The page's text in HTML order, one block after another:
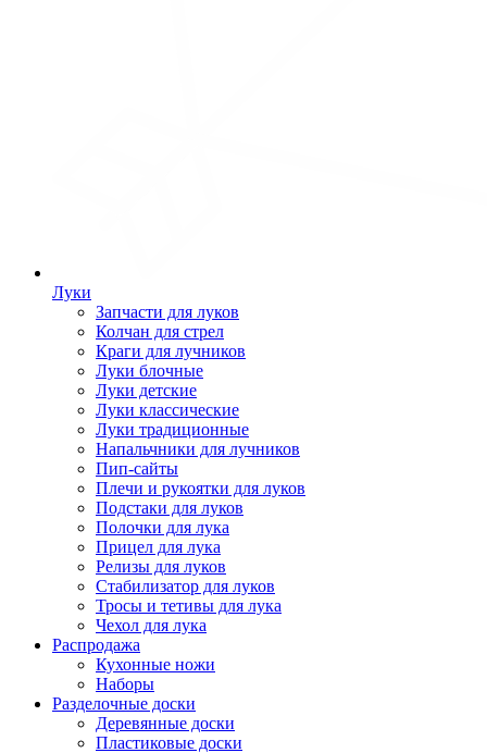
Луки
Запчасти для луков
Колчан для стрел
Краги для лучников
Луки блочные
Луки детские
Луки классические
Луки традиционные
Напальчники для лучников
Пип-сайты
Плечи и рукоятки для луков
Подстаки для луков
Полочки для лука
Прицел для лука
Релизы для луков
Стабилизатор для луков
Тросы и тетивы для лука
Чехол для лука
Распродажа
Кухонные ножи
Наборы
Разделочные доски
Деревянные доски
Пластиковые доски